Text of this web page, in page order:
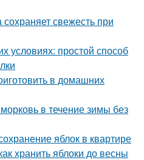
свежесть при
условиях: простой способ
в домашних
в течение зимы без
яблок в квартире
хранить яблоки до весны